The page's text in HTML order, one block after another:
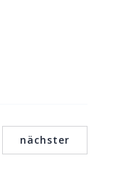
nächster